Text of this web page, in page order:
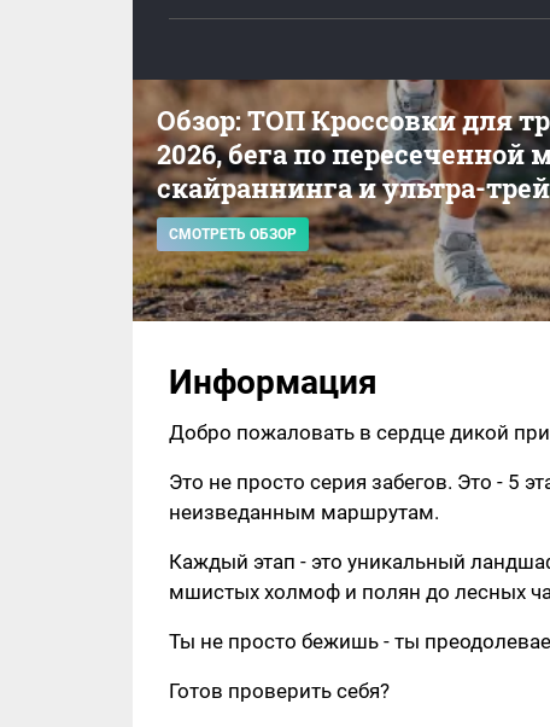
Обзор: ТОП Кроссовки для
2026, бега по пересеченной
скайраннинга и ультра-
СМОТРЕТЬ ОБЗОР
Информация
Добро пожаловать в сердце дикой
Это не просто серия забегов. Это - 5
неизведанным маршрутам.
Каждый этап - это уникальный
мшистых холмоф и полян до лесных
Ты не просто бежишь - ты
Готов проверить себя?